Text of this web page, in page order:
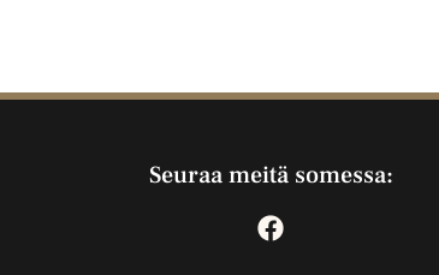
Seuraa meitä somessa: